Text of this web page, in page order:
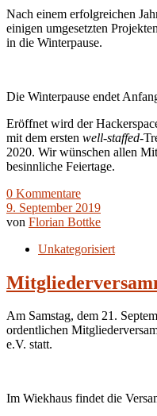
Nach einem erfolgreichen
einigen umgesetzten
in die Winterpause.
Die Winterpause endet
Eröffnet wird der
mit dem ersten well-staffed-
2020. Wir wünschen allen
besinnliche Feiertage.
0 Kommentare
9. September 2019
von Florian Bottke
Unkategorisiert
Am Samstag, dem 21.
ordentlichen
e.V. statt.
Im Wiekhaus findet die